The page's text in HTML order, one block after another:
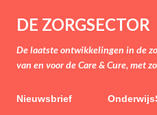
Doorgaan
DE ZORGSECTOR
De laatste ontwikkelingen in de
van en voor de Care & Cure, met
Nieuwsbrief